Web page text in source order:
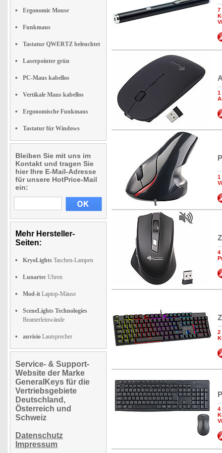
Ergonomic Mouse
Funkmaus
Tastatur QWERTZ beleuchtet
Laserpointer grün
PC-Maus kabellos
Vertikale Maus kabellos
Ergonomische Funkmaus
Tastatur für Windows
Bleiben Sie mit uns im
Kontakt und tragen Sie
hier Ihre E-Mail-Adresse
für unsere HotPrice-Mail
ein:
Mehr Hersteller-
Seiten:
KryoLights Taschen-Lampen
Lunartec Uhren
Mod-it Laptop-Mäuse
SceneLights Technologies
Beamerleinwände
auvisio Lautsprecher
Service- & Support-
Website der Marke
GeneralKeys für die
Vertriebsgebiete
Deutschland,
Österreich und
Schweiz
Datenschutz
Impressum
7
1
1
4
2
4